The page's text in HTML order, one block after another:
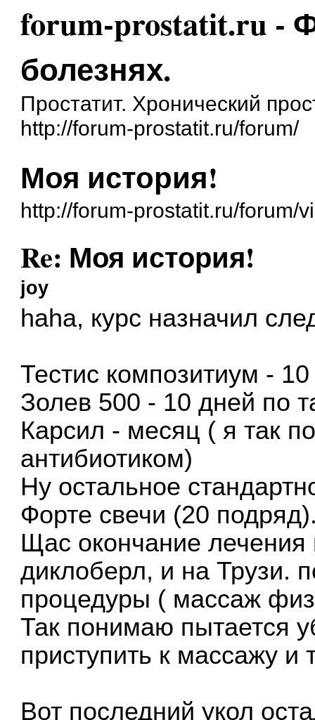
forum-prostatit.ru -
болезнях.
Простатит. Хронический
http://forum-prostatit.ru/forum/
Моя история!
http://forum-prostatit.ru/forum/
Re: Моя история!
joy
haha, курс назначил
Тестис композитиум -
Золев 500 - 10 дней по
Карсил - месяц ( я так
антибиотиком)
Ну остальное
Форте свечи (20
Щас окончание лечения
диклоберл, и на Трузи.
процедуры ( массаж
Так понимаю пытается
приступить к массажу и
Вот последний укол